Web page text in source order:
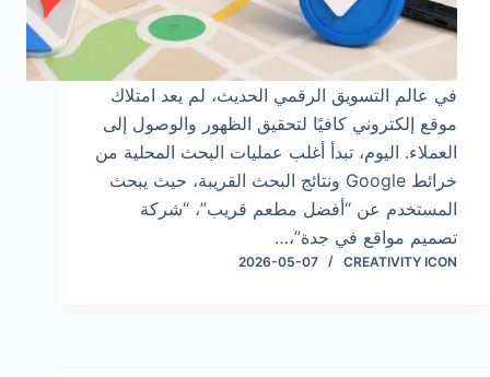
في عالم التسويق الرقمي الحديث، لم يعد امتلاك
موقع إلكتروني كافيًا لتحقيق الظهور والوصول إلى
العملاء. اليوم، تبدأ أغلب عمليات البحث المحلية من
خرائط Google ونتائج البحث القريبة، حيث يبحث
المستخدم عن “أفضل مطعم قريب”، “شركة
تصميم مواقع في جدة”،…
CREATIVITY ICON
2026-05-07